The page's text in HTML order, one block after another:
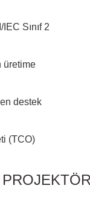
Sınıf 2
üretime
destek
(TCO)